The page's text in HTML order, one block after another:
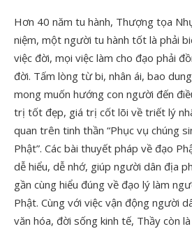
Hơn 40 năm tu hành, Thượng tọa
niệm, một người tu hành tốt là phải
việc đời, mọi việc làm cho đạo phải
đời. Tấm lòng từ bi, nhân ái, bao
mong muốn hướng con người đến
trị tốt đẹp, giá trị cốt lõi về triết lý
quan trên tinh thần “Phục vụ chúng
Phật”. Các bài thuyết pháp về đạo
dễ hiểu, dễ nhớ, giúp người dân địa
gần cùng hiểu đúng về đạo lý làm
Phật. Cùng với việc vận động người
văn hóa, đời sống kinh tế, Thầy còn